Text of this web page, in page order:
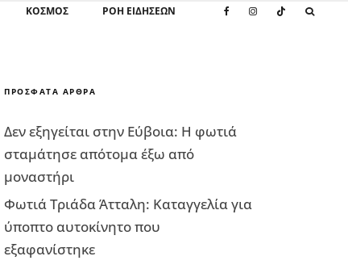
ΚΌΣΜΟΣ ΡΟΗ ΕΙΔΗΣΕΩΝ
ΠΡΌΣΦΑΤΑ ΆΡΘΡΑ
Δεν εξηγείται στην Εύβοια: Η φωτιά
σταμάτησε απότομα έξω από
μοναστήρι
Φωτιά Τριάδα Άτταλη: Καταγγελία για
ύποπτο αυτοκίνητο που
εξαφανίστηκε